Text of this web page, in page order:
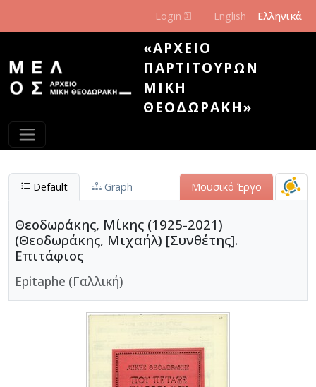
Login English Ελληνικά
«ΑΡΧΕΊΟ
ΠΑΡΤΙΤΟΎΡΩΝ
ΜΊΚΗ
ΘΕΟΔΩΡΆΚΗ»
Default Graph Μουσικό Έργο
Θεοδωράκης, Μίκης (1925-2021)
(Θεοδωράκης, Μιχαήλ) [Συνθέτης].
Επιτάφιος
Epitaphe (Γαλλική)